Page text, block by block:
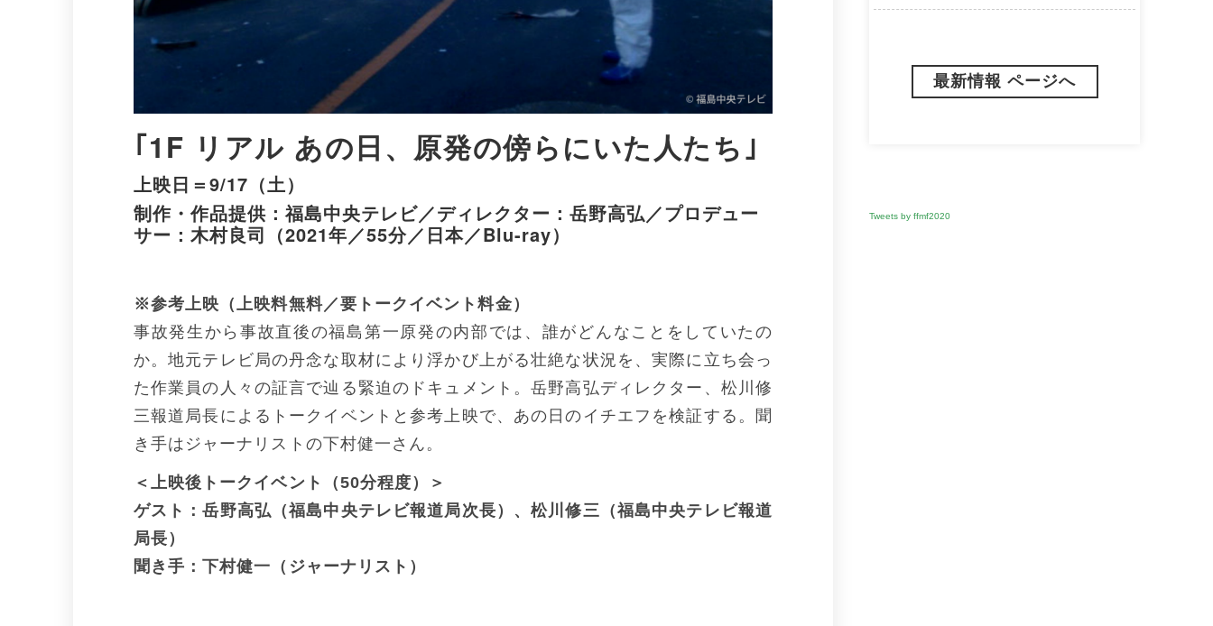
1F リアル あの日、原発の傍らにいた人たち
上映日＝9/17（土）
制作・作品提供：福島中央テレビ／ディレクター：岳野高弘／プロデュー
サー：木村良司（2021年／55分／日本／Blu-ray）
※参考上映（上映料無料／要トークイベント料金）
事故発生から事故直後の福島第一原発の内部では、誰がどんなことをしていたの
か。地元テレビ局の丹念な取材により浮かび上がる壮絶な状況を、実際に立ち会っ
た作業員の人々の証言で辿る緊迫のドキュメント。岳野高弘ディレクター、松川修
三報道局長によるトークイベントと参考上映で、あの日のイチエフを検証する。聞
き手はジャーナリストの下村健一さん。
＜上映後トークイベント（50分程度）＞
ゲスト：岳野高弘（福島中央テレビ報道局次長）、松川修三（福島中央テレビ報道
局長）
聞き手：下村健一（ジャーナリスト）
最新情報 ページへ
Tweets by ffmf2020